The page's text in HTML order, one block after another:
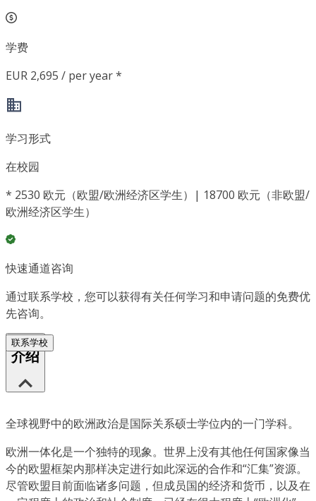
学费
EUR 2,695 / per year *
学习形式
在校园
* 2530 欧元（欧盟/欧洲经济区学生）| 18700 欧元（非欧盟/
欧洲经济区学生）
快速通道咨询
通过联系学校，您可以获得有关任何学习和申请问题的免费优
先咨询。
联系学校
介绍
全球视野中的欧洲政治是国际关系硕士学位内的一门学科。
欧洲一体化是一个独特的现象。世界上没有其他任何国家像当
今的欧盟框架内那样决定进行如此深远的合作和“汇集”资源。
尽管欧盟目前面临诸多问题，但成员国的经济和货币，以及在